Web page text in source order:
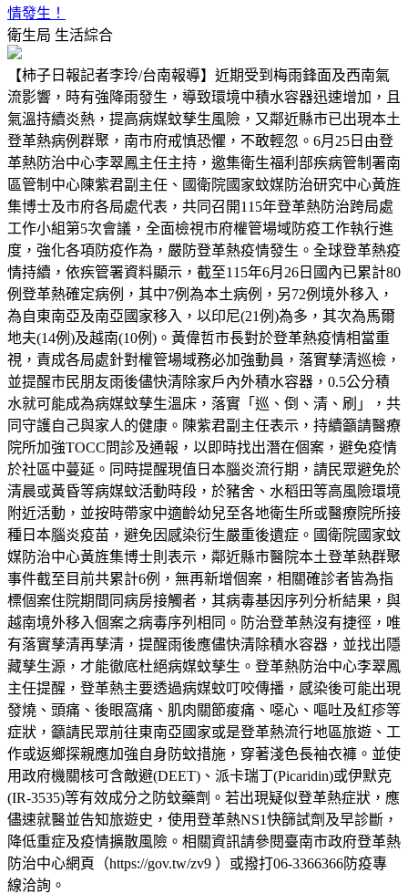
情發生！
衛生局 生活綜合
【柿子日報記者李玲/台南報導】近期受到梅雨鋒面及西南氣
流影響，時有強降雨發生，導致環境中積水容器迅速增加，且
氣溫持續炎熱，提高病媒蚊孳生風險，又鄰近縣市已出現本土
登革熱病例群聚，南市府戒慎恐懼，不敢輕忽。6月25日由登
革熱防治中心李翠鳳主任主持，邀集衛生福利部疾病管制署南
區管制中心陳紫君副主任、國衛院國家蚊媒防治研究中心黃旌
集博士及市府各局處代表，共同召開115年登革熱防治跨局處
工作小組第5次會議，全面檢視市府權管場域防疫工作執行進
度，強化各項防疫作為，嚴防登革熱疫情發生。全球登革熱疫
情持續，依疾管署資料顯示，截至115年6月26日國內已累計80
例登革熱確定病例，其中7例為本土病例，另72例境外移入，
為自東南亞及南亞國家移入，以印尼(21例)為多，其次為馬爾
地夫(14例)及越南(10例)。黃偉哲市長對於登革熱疫情相當重
視，責成各局處針對權管場域務必加強動員，落實孳清巡檢，
並提醒市民朋友雨後儘快清除家戶內外積水容器，0.5公分積
水就可能成為病媒蚊孳生溫床，落實「巡、倒、清、刷」，共
同守護自己與家人的健康。陳紫君副主任表示，持續籲請醫療
院所加強TOCC問診及通報，以即時找出潛在個案，避免疫情
於社區中蔓延。同時提醒現值日本腦炎流行期，請民眾避免於
清晨或黃昏等病媒蚊活動時段，於豬舍、水稻田等高風險環境
附近活動，並按時帶家中適齡幼兒至各地衛生所或醫療院所接
種日本腦炎疫苗，避免因感染衍生嚴重後遺症。國衛院國家蚊
媒防治中心黃旌集博士則表示，鄰近縣市醫院本土登革熱群聚
事件截至目前共累計6例，無再新增個案，相關確診者皆為指
標個案住院期間同病房接觸者，其病毒基因序列分析結果，與
越南境外移入個案之病毒序列相同。防治登革熱沒有捷徑，唯
有落實孳清再孳清，提醒雨後應儘快清除積水容器，並找出隱
藏孳生源，才能徹底杜絕病媒蚊孳生。登革熱防治中心李翠鳳
主任提醒，登革熱主要透過病媒蚊叮咬傳播，感染後可能出現
發燒、頭痛、後眼窩痛、肌肉關節痠痛、噁心、嘔吐及紅疹等
症狀，籲請民眾前往東南亞國家或是登革熱流行地區旅遊、工
作或返鄉探親應加強自身防蚊措施，穿著淺色長袖衣褲。並使
用政府機關核可含敵避(DEET)、派卡瑞丁(Picaridin)或伊默克
(IR-3535)等有效成分之防蚊藥劑。若出現疑似登革熱症狀，應
儘速就醫並告知旅遊史，使用登革熱NS1快篩試劑及早診斷，
降低重症及疫情擴散風險。相關資訊請參閱臺南市政府登革熱
防治中心網頁（https://gov.tw/zv9 ）或撥打06-3366366防疫專
線洽詢。